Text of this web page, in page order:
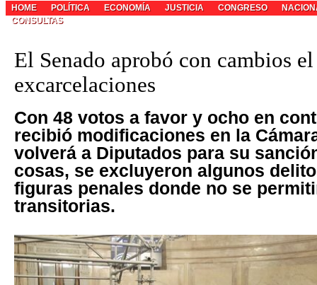
HOME POLÍTICA ECONOMÍA JUSTICIA CONGRESO
CONSULTAS
El Senado aprobó con cambios
excarcelaciones
Con 48 votos a favor y ocho en
recibió modificaciones en la
volverá a Diputados para su
cosas, se excluyeron algunos
figuras penales donde no se
transitorias.